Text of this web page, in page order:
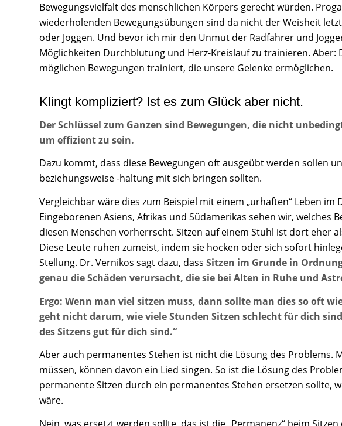
Bewegungsvielfalt des menschlichen Körpers gerecht würden.
wiederholenden Bewegungsübungen sind da nicht der Weisheit
oder Joggen. Und bevor ich mir den Unmut der Radfahrer und
Möglichkeiten Durchblutung und Herz-Kreislauf zu trainieren.
möglichen Bewegungen trainiert, die unsere Gelenke ermöglichen.
Klingt kompliziert? Ist es zum Glück aber nicht.
Der Schlüssel zum Ganzen sind Bewegungen, die nicht
um effizient zu sein.
Dazu kommt, dass diese Bewegungen oft ausgeübt werden sollen
beziehungsweise -haltung mit sich bringen sollten.
Vergleichbar wäre dies zum Beispiel mit einem „urhaften“ Leben im
Eingeborenen Asiens, Afrikas und Südamerikas sehen wir, welches
diesen Menschen vorherrscht. Sitzen auf einem Stuhl ist dort eher
Diese Leute ruhen zumeist, indem sie hocken oder sich sofort
Stellung. Dr. Vernikos sagt dazu, dass Sitzen im Grunde in
genau die Schäden verursacht, die sie bei Alten in Ruhe und
Ergo: Wenn man viel sitzen muss, dann sollte man dies so oft
geht nicht darum, wie viele Stunden Sitzen schlecht für dich
des Sitzens gut für dich sind.“
Aber auch permanentes Stehen ist nicht die Lösung des Problems.
müssen, können davon ein Lied singen. So ist die Lösung des
permanente Sitzen durch ein permanentes Stehen ersetzen sollte,
wäre.